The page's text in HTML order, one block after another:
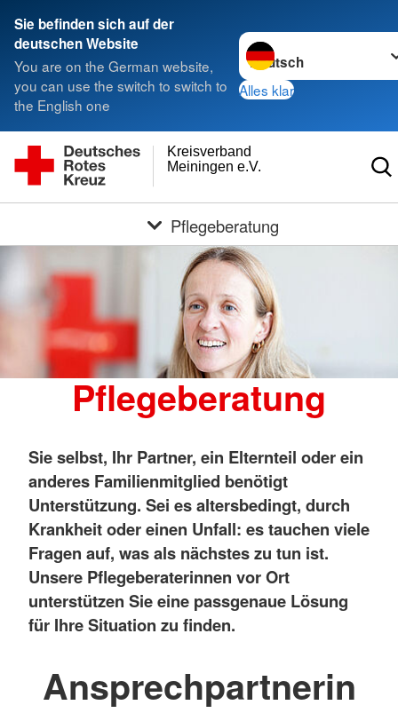
Sie befinden sich auf der
deutschen Website
You are on the German website,
you can use the switch to switch to
the English one
Sprache wechseln zu
Alles klar
Meiningen e.V.
Kreisverband
Pflegeberatung
Pflegeberatung
Sie selbst, Ihr Partner, ein Elternteil oder ein
anderes Familienmitglied benötigt
Unterstützung. Sei es altersbedingt, durch
Krankheit oder einen Unfall: es tauchen viele
Fragen auf, was als nächstes zu tun ist.
Unsere Pflegeberaterinnen vor Ort
unterstützen Sie eine passgenaue Lösung
für Ihre Situation zu finden.
Ansprechpartnerin